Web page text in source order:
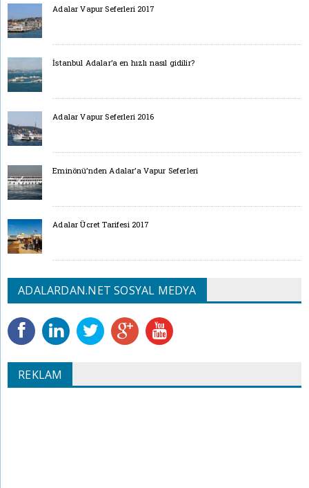
Adalar Vapur Seferleri 2017
İstanbul Adalar’a en hızlı nasıl gidilir?
Adalar Vapur Seferleri 2016
Eminönü’nden Adalar’a Vapur Seferleri
Adalar Ücret Tarifesi 2017
ADALARDAN.NET SOSYAL MEDYA
REKLAM